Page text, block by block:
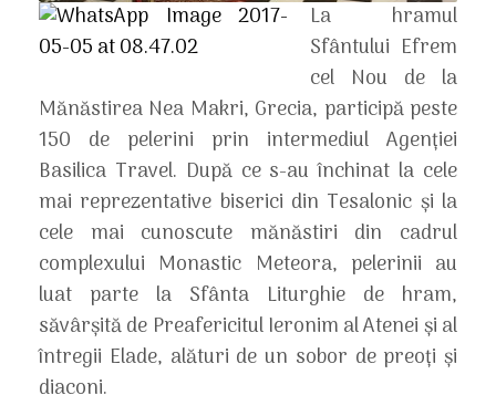
La hramul
Sfântului Efrem
cel Nou de la
Mănăstirea Nea Makri, Grecia, participă peste
150 de pelerini prin intermediul Agenției
Basilica Travel. După ce s-au închinat la cele
mai reprezentative biserici din Tesalonic și la
cele mai cunoscute mănăstiri din cadrul
complexului Monastic Meteora, pelerinii au
luat parte la Sfânta Liturghie de hram,
săvârșită de Preafericitul Ieronim al Atenei și al
întregii Elade, alături de un sobor de preoți și